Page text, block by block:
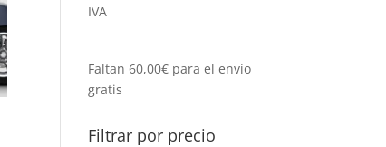
IVA
Faltan60,00€ para el envío
gratis
Filtrar por precio